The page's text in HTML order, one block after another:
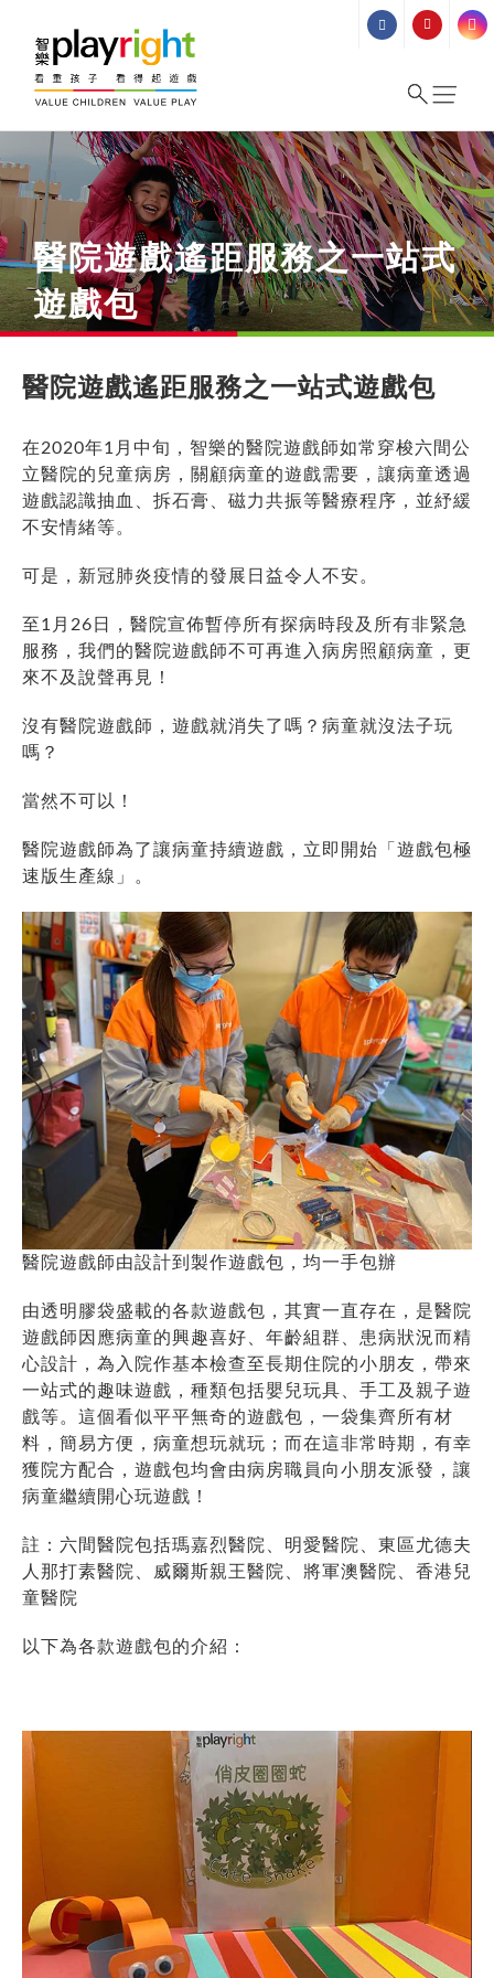
content
醫院遊戲遙距服務之一站式
遊戲包
醫院遊戲遙距服務之一站式遊戲包
在2020年1月中旬，智樂的醫院遊戲師如常穿梭六間公
立醫院的兒童病房，關顧病童的遊戲需要，讓病童透過
遊戲認識抽血、拆石膏、磁力共振等醫療程序，並紓緩
不安情緒等。
可是，新冠肺炎疫情的發展日益令人不安。
至1月26日，醫院宣佈暫停所有探病時段及所有非緊急
服務，我們的醫院遊戲師不可再進入病房照顧病童，更
來不及說聲再見！
沒有醫院遊戲師，遊戲就消失了嗎？病童就沒法子玩
嗎？
當然不可以！
醫院遊戲師為了讓病童持續遊戲，立即開始「遊戲包極
速版生產線」。
醫院遊戲師由設計到製作遊戲包，均一手包辦
由透明膠袋盛載的各款遊戲包，其實一直存在，是醫院
遊戲師因應病童的興趣喜好、年齡組群、患病狀況而精
心設計，為入院作基本檢查至長期住院的小朋友，帶來
一站式的趣味遊戲，種類包括嬰兒玩具、手工及親子遊
戲等。這個看似平平無奇的遊戲包，一袋集齊所有材
料，簡易方便，病童想玩就玩；而在這非常時期，有幸
獲院方配合，遊戲包均會由病房職員向小朋友派發，讓
病童繼續開心玩遊戲！
註：六間醫院包括瑪嘉烈醫院、明愛醫院、東區尤德夫
人那打素醫院、威爾斯親王醫院、將軍澳醫院、香港兒
童醫院
以下為各款遊戲包的介紹：